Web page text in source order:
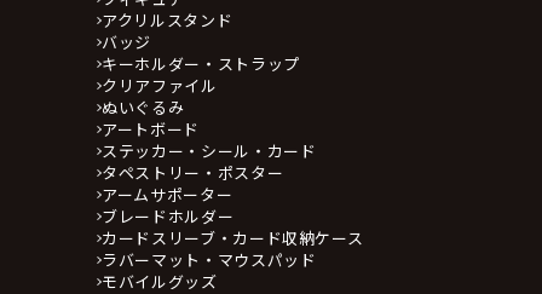
アクリルスタンド
バッジ
キーホルダー・ストラップ
クリアファイル
ぬいぐるみ
アートボード
ステッカー・シール・カード
タペストリー・ポスター
アームサポーター
ブレードホルダー
カードスリーブ・カード収納ケース
ラバーマット・マウスパッド
モバイルグッズ